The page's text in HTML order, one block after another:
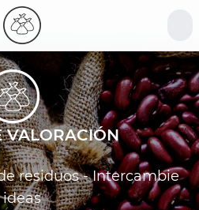
VALORACIÓN
residuos - Intercambie
ideas